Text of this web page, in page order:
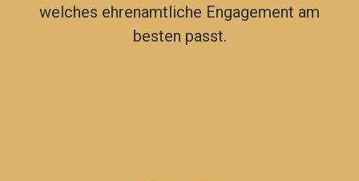
welches ehrenamtliche Engagement am
besten passt.